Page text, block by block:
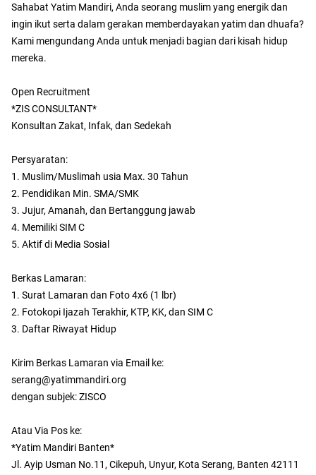
Sahabat Yatim Mandiri, Anda seorang muslim yang energik dan
ingin ikut serta dalam gerakan memberdayakan yatim dan dhuafa?
Kami mengundang Anda untuk menjadi bagian dari kisah hidup
mereka.
Open Recruitment
*ZIS CONSULTANT*
Konsultan Zakat, Infak, dan Sedekah
Persyaratan:
1. Muslim/Muslimah usia Max. 30 Tahun
2. Pendidikan Min. SMA/SMK
3. Jujur, Amanah, dan Bertanggung jawab
4. Memiliki SIM C
5. Aktif di Media Sosial
Berkas Lamaran:
1. Surat Lamaran dan Foto 4x6 (1 lbr)
2. Fotokopi Ijazah Terakhir, KTP, KK, dan SIM C
3. Daftar Riwayat Hidup
Kirim Berkas Lamaran via Email ke:
serang@yatimmandiri.org
dengan subjek: ZISCO
Atau Via Pos ke:
*Yatim Mandiri Banten*
Jl. Ayip Usman No.11, Cikepuh, Unyur, Kota Serang, Banten 42111